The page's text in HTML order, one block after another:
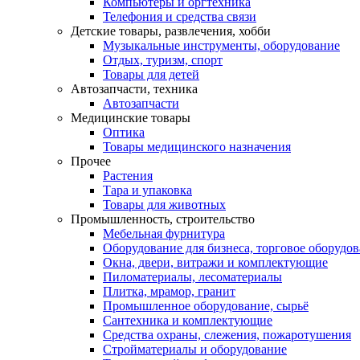
Телефония и средства связи
Детские товары, развлечения, хобби
Музыкальные инструменты, оборудование
Отдых, туризм, спорт
Товары для детей
Автозапчасти, техника
Автозапчасти
Медицинские товары
Оптика
Товары медицинского назначения
Прочее
Растения
Тара и упаковка
Товары для животных
Промышленность, строительство
Мебельная фурнитура
Оборудование для бизнеса, торговое
Окна, двери, витражи и комплектующие
Пиломатериалы, лесоматериалы
Плитка, мрамор, гранит
Промышленное оборудование, сырьё
Сантехника и комплектующие
Средства охраны, слежения, пожаротушения
Стройматериалы и оборудование